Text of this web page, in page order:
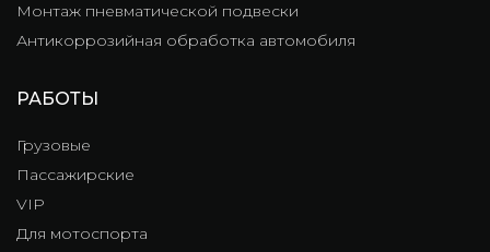
Монтаж пневматической подвески
Антикоррозийная обработка автомобиля
РАБОТЫ
Грузовые
Пассажирские
VIP
Для мотоспорта